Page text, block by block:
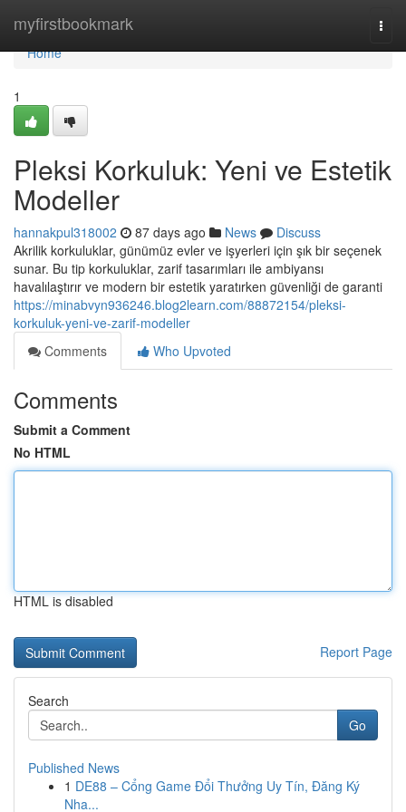
myfirstbookmark
Home
Home
1
Pleksi Korkuluk: Yeni ve Estetik
Modeller
hannakpul318002 87 days ago News
Discuss
Akrilik korkuluklar, günümüz evler ve işyerleri için şık bir seçenek
sunar. Bu tip korkuluklar, zarif tasarımları ile ambiyansı
havalılaştırır ve modern bir estetik yaratırken güvenliği de garanti
https://minabvyn936246.blog2learn.com/88872154/pleksi-
korkuluk-yeni-ve-zarif-modeller
Comments
Who Upvoted
Comments
Submit a Comment
No HTML
HTML is disabled
Report Page
Search
Go
Published News
1 DE88 – Cổng Game Đổi Thưởng Uy Tín, Đăng Ký
Nha...